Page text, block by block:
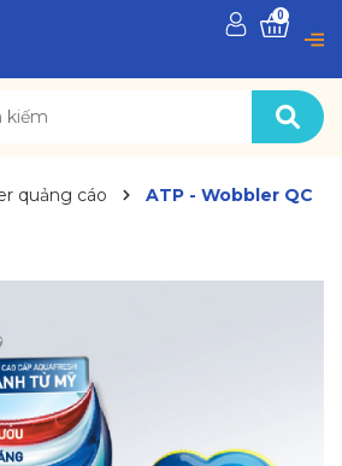
0
quảng cáo
ATP - Wobbler QC